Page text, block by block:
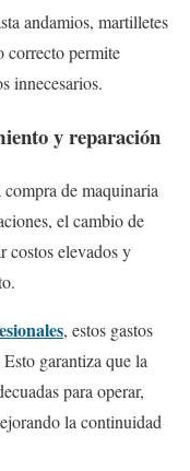
andamios, martilletes
correcto permite
innecesarios.
y reparación
de maquinaria
el cambio de
costos elevados y
, estos gastos
garantiza que la
para operar,
la continuidad